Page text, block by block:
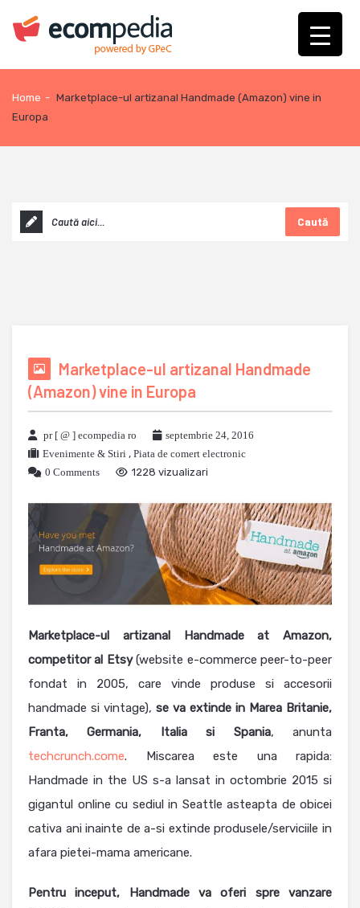
Home - Marketplace-ul artizanal Handmade (Amazon) vine in
Europa
Caută
Marketplace-ul artizanal Handmade
(Amazon) vine in Europa
pr [ @ ] ecompedia ro
septembrie 24, 2016
Evenimente & Stiri , Piata de comert electronic
0 Comments
1228 vizualizari
Marketplace-ul artizanal Handmade at Amazon,
competitor al Etsy(website e-commerce peer-to-peer
fondat in 2005, care vinde produse si accesorii
handmade si vintage), se va extinde in Marea Britanie,
Franta, Germania, Italia si Spania, anunta
techcrunch.come. Miscarea este una rapida:
Handmade in the US s-a lansat in octombrie 2015 si
gigantul online cu sediul in Seattle asteapta de obicei
cativa ani inainte de a-si extinde produsele/serviciile in
afara pietei-mama americane.
Pentru inceput, Handmade va oferi spre vanzare